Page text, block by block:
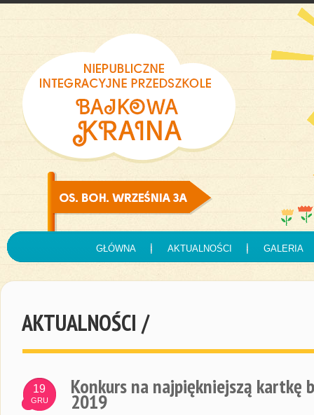
GŁÓWNA AKTUALNOŚCI GALERIA
AKTUALNOŚCI /
19
GRU
Konkurs na najpiękniejszą kartkę
2019